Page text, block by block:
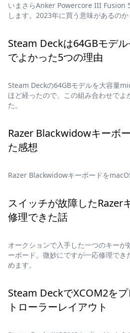
いまさらAnker Powercore III Fusion
します。2023年に買う意味があるのか
Steam Deckは64GBモデ
でよかった5つの理由
Steam Deckの64GBモデルを大容量
ほど経ったので、この組み合わせでよ
た。
Razer Blackwidowキーボ
た感想
Razer Blackwidowキーボードを
スイッチが故障したRazer
修理できた話
オークションで入手した一つのキーが
ーボード。微妙にですが一応修理でき
めます。
Steam DeckでXCOM2を
トローラーレイアウト